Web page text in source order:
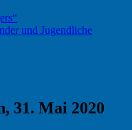
und Jugendliche
31. Mai 2020